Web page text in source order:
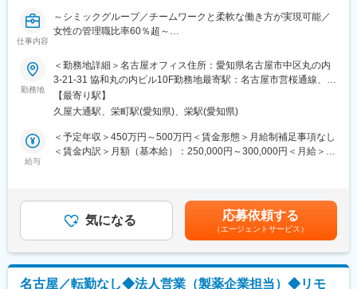
増えていきます。薬剤師や看護師と話す機会も多いため学ぶこと
も多いです。
（4）パソコンや書類の整理力：
す。パソコンの使い方や、正確に記録する力が身につきます。
（5）チームで働く力：
治験は医師、看護師、薬剤師など、いろんな職種の人と協力して
進めるので、チームワークの大切さを学べます。
【同社で働くメリット】
■安心の働きやすさ：
■充実の研修制度：
導入研修が80時間あり、手厚いフォロー体制があります。
CRC社内認定制度を採用し、継続研修を充実させることで常に新
しい知識を身につけ、スキルアップできる環境を用意していま
す。
仕事内容
～シミックグループ／チームワークと柔軟な働き方が実現可能／
女性の管理職比率60％超～
や私たちのQOLを向上させるべく、新しい治療法を開発する必要
があります。今回はそのための治験を実施する際の患者さんおよ
び医療機関のサポートを担う治験コーディネーター（通称CRC）
を募集しています。
・治験被験者である患者さんへの内容説明補助、ケア／相談
・治験担当医師の補助
・検査／投薬スケジュール調整、治験データの管理 など
奮闘する医師やスタッフなど携わる相手が多いです。現在治療法
がなく苦しんでいる患者さんに対して薬を届けられたり、最前線
で治療にあたる医師やスタッフのサポートを行え、治験が無事に
など未経験で転職してくる方も多いです。そのため教育体制が充
勤務地
＜勤務地詳細＞名古屋オフィス住所：愛知県名古屋市中区丸の内
3-21-31 協和丸の内ビル10F勤務地最寄駅：名古屋市営桜通線、名
城線／久屋大通駅受動喫煙対策：屋内全面禁煙変更の範囲：会社
の定める事業所
【最寄り駅】
久屋大通駅、栄町駅(愛知県)、栄駅(愛知県)
給与
＜予定年収＞450万円～500万円＜賃金形態＞月給制補足事項なし
＜賃金内訳＞月額（基本給）：250,000円～300,000円＜月給＞
気になる 応募依頼する
（エージェントサービス）
名古屋／転勤なし◆法人営業（製薬企業担当）◆リモ